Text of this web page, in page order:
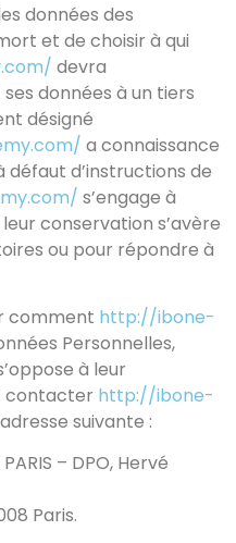
données des
et de choisir à qui
devra
données à un tiers
désigné
a connaissance
défaut d’instructions de
s’engage à
conservation s’avère
ou pour répondre à
comment http://ibone-
Personnelles,
à leur
contacter http://ibone-
suivante :
PARIS – DPO, Hervé
Paris.